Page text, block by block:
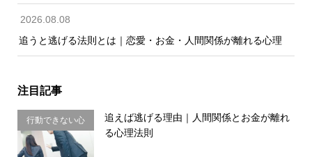
2026.08.08
追うと逃げる法則とは｜恋愛・お金・人間関係が離れる心理
注目記事
行動できない心
理・思い込み
追えば逃げる理由｜人間関係とお金が離れ
る心理法則